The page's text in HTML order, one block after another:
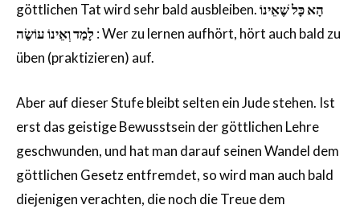
göttlichen Tat wird sehr bald ausbleiben.הָא כָּל שֶׁאֵינוֹ
לָמַד וְאֵינוֹ עוֹשֶׂה : Wer zu lernen aufhört, hört auch bald zu
üben (praktizieren) auf.
Aber auf dieser Stufe bleibt selten ein Jude stehen. Ist
erst das geistige Bewusstsein der göttlichen Lehre
geschwunden, und hat man darauf seinen Wandel dem
göttlichen Gesetz entfremdet, so wird man auch bald
diejenigen verachten, die noch die Treue dem